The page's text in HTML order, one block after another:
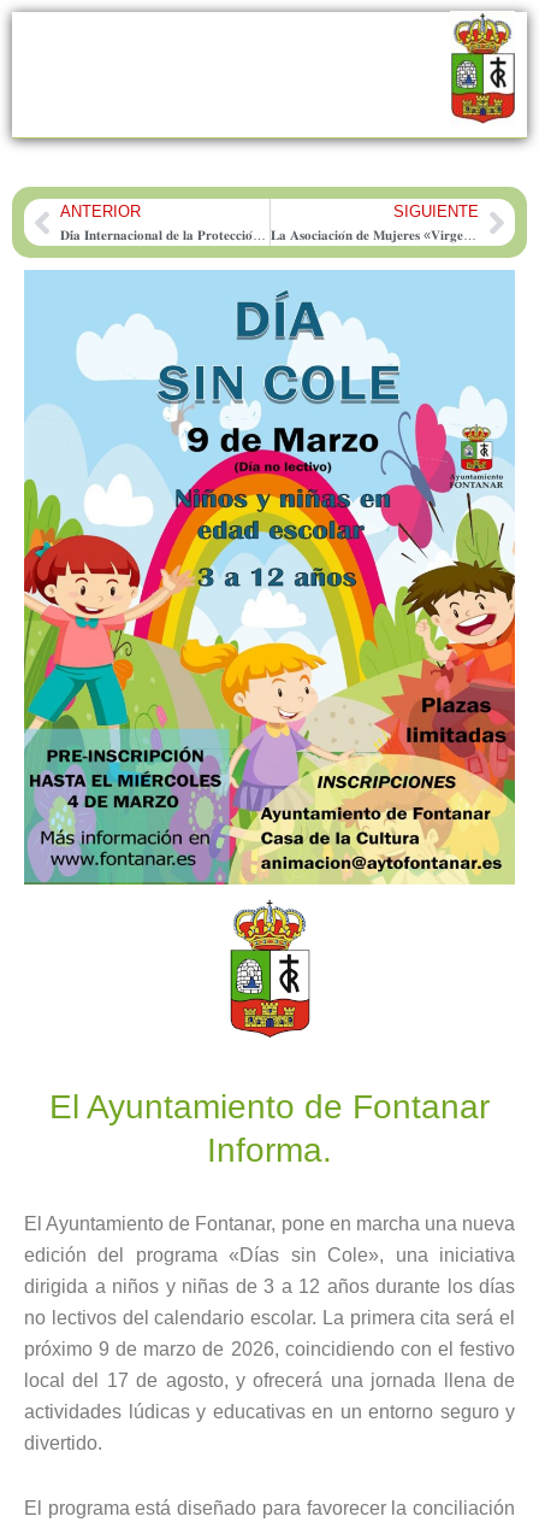
PrevANTERIOR SIGUIENTE
𝐋𝐚 𝐀𝐬𝐨𝐜𝐢𝐚𝐜𝐢𝐨́𝐧 𝐝𝐞 𝐌𝐮𝐣𝐞𝐫𝐞𝐬 «𝐕𝐢𝐫𝐠𝐞𝐧 𝐝𝐞 𝐥𝐚 𝐒𝐨𝐥𝐞𝐝𝐚𝐝» 𝐫𝐞𝐮́𝐧𝐞 𝐚 𝐦𝐚́𝐬 𝐝𝐞 𝐦𝐞𝐝𝐢𝐨 𝐜𝐞𝐧𝐭𝐞𝐧𝐚𝐫 𝐝𝐞 𝐬𝐨𝐜𝐢𝐚𝐬 𝐞𝐧 𝐬𝐮 𝐜𝐨𝐦𝐢𝐝𝐚 𝐩𝐨𝐫 𝐞𝐥 𝐃𝐢́𝐚 𝐈𝐧𝐭𝐞𝐫𝐧𝐚𝐜𝐢𝐨𝐧𝐚𝐥 𝐝𝐞 𝐥𝐚 𝐌𝐮𝐣𝐞𝐫
El Ayuntamiento de Fontanar
Informa.
El Ayuntamiento de Fontanar, pone en marcha una nueva
edición del programa «Días sin Cole», una iniciativa
dirigida a niños y niñas de 3 a 12 años durante los días
no lectivos del calendario escolar. La primera cita será el
próximo 9 de marzo de 2026, coincidiendo con el festivo
local del 17 de agosto, y ofrecerá una jornada llena de
actividades lúdicas y educativas en un entorno seguro y
divertido.
El programa está diseñado para favorecer la conciliación